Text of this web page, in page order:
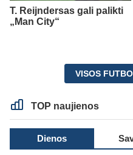
T. Reijndersas gali palikti
„Man City“
VISOS
TOP naujienos
Dienos